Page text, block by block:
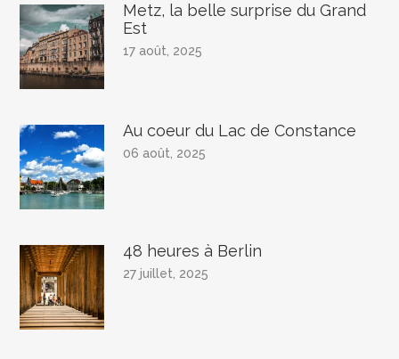
Metz, la belle surprise du Grand
Est
17 août, 2025
Au coeur du Lac de Constance
06 août, 2025
48 heures à Berlin
27 juillet, 2025